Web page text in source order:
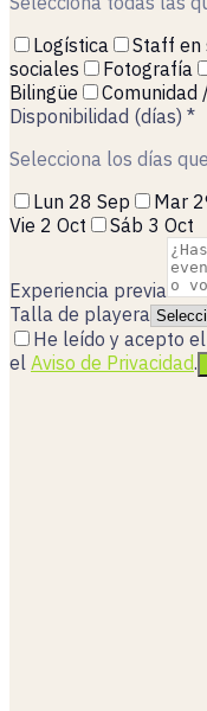
Logística
Staff en
sociales
Fotografía
Bilingüe
Comunidad
Disponibilidad (días) *
Selecciona los días
Lun 28 Sep
Mar
Vie 2 Oct
Sáb 3 Oct
Experiencia previa
Talla de playera
He leído y acepto el
el Aviso de Privacidad.